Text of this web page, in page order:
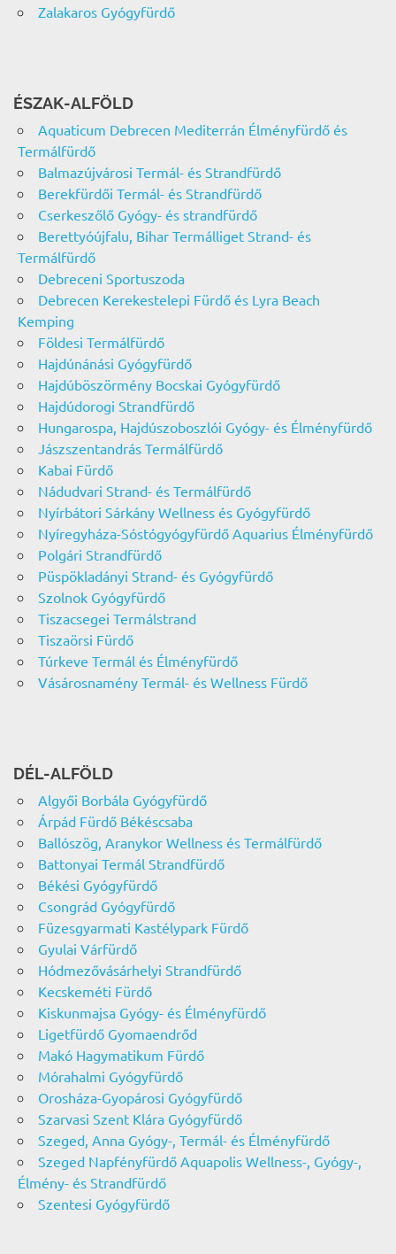
Zalakaros Gyógyfürdő
ÉSZAK-ALFÖLD
Aquaticum Debrecen Mediterrán Élményfürdő és
Termálfürdő
Balmazújvárosi Termál- és Strandfürdő
Berekfürdői Termál- és Strandfürdő
Cserkeszőlő Gyógy- és strandfürdő
Berettyóújfalu, Bihar Termálliget Strand- és
Termálfürdő
Debreceni Sportuszoda
Debrecen Kerekestelepi Fürdő és Lyra Beach
Kemping
Földesi Termálfürdő
Hajdúnánási Gyógyfürdő
Hajdúböszörmény Bocskai Gyógyfürdő
Hajdúdorogi Strandfürdő
Hungarospa, Hajdúszoboszlói Gyógy- és Élményfürdő
Jászszentandrás Termálfürdő
Kabai Fürdő
Nádudvari Strand- és Termálfürdő
Nyírbátori Sárkány Wellness és Gyógyfürdő
Nyíregyháza-Sóstógyógyfürdő Aquarius Élményfürdő
Polgári Strandfürdő
Püspökladányi Strand- és Gyógyfürdő
Szolnok Gyógyfürdő
Tiszacsegei Termálstrand
Tiszaörsi Fürdő
Túrkeve Termál és Élményfürdő
Vásárosnamény Termál- és Wellness Fürdő
DÉL-ALFÖLD
Algyői Borbála Gyógyfürdő
Árpád Fürdő Békéscsaba
Ballószög, Aranykor Wellness és Termálfürdő
Battonyai Termál Strandfürdő
Békési Gyógyfürdő
Csongrád Gyógyfürdő
Füzesgyarmati Kastélypark Fürdő
Gyulai Várfürdő
Hódmezővásárhelyi Strandfürdő
Kecskeméti Fürdő
Kiskunmajsa Gyógy- és Élményfürdő
Ligetfürdő Gyomaendrőd
Makó Hagymatikum Fürdő
Mórahalmi Gyógyfürdő
Orosháza-Gyopárosi Gyógyfürdő
Szarvasi Szent Klára Gyógyfürdő
Szeged, Anna Gyógy-, Termál- és Élményfürdő
Szeged Napfényfürdő Aquapolis Wellness-, Gyógy-,
Élmény- és Strandfürdő
Szentesi Gyógyfürdő